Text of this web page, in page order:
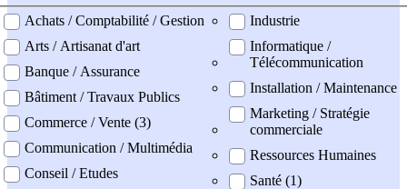
professionel
Achats / Comptabilité / Gestion
Arts / Artisanat d'art
Banque / Assurance
Bâtiment / Travaux Publics
Commerce / Vente (3)
Communication / Multimédia
Conseil / Etudes
Industrie
Informatique /
Télécommunication
Installation / Maintenance
Marketing / Stratégie
commerciale
Ressources Humaines
Santé (1)